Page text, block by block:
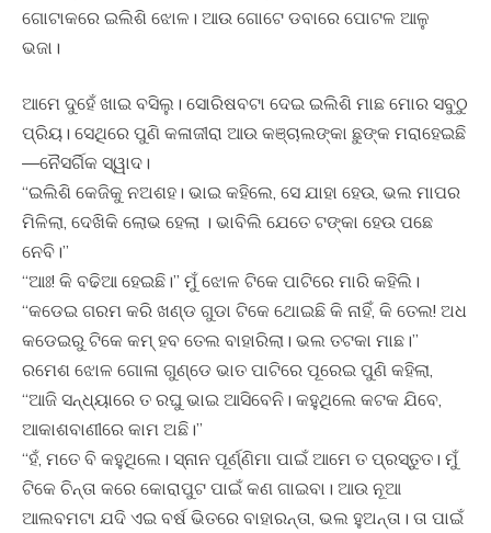
ଗୋଟାକରେ ଇଲିଶି ଝୋଳ। ଆଉ ଗୋଟେ ଡବାରେ ପୋଟଳ ଆଳୁ
ଭଜା।
ଆମେ ଦୁହେଁ ଖାଇ ବସିଲୁ। ସୋରିଷବଟା ଦେଇ ଇଲିଶି ମାଛ ମୋର ସବୁଠୁ
ପ୍ରିୟ। ସେଥିରେ ପୁଣି କଳାଜୀରା ଆଉ କଞ୍ଚାଲଙ୍କା ଛୁଙ୍କ ମରାହେଇଛି
—ନୈସର୍ଗିକ ସ୍ୱାଦ।
“ଇଲିଶି କେଜିକୁ ନଅଶହ। ଭାଇ କହିଲେ, ସେ ଯାହା ହେଉ, ଭଲ ମାପର
ମିଳିଲା, ଦେଖିକି ଲୋଭ ହେଲା । ଭାବିଲି ଯେତେ ଟଙ୍କା ହେଉ ପଛେ
ନେବି।”
“ଆଃ! କି ବଢିଆ ହେଇଛି।” ମୁଁ ଝୋଳ ଟିକେ ପାଟିରେ ମାରି କହିଲି।
“କଡେଇ ଗରମ କରି ଖଣ୍ଡ ଗୁଡା ଟିକେ ଥୋଇଛି କି ନାହିଁ, କି ତେଲ! ଅଧ
କଡେଇରୁ ଟିକେ କମ୍ ହବ ତେଲ ବାହାରିଲା। ଭଲ ତଟକା ମାଛ।”
ରମେଶ ଝୋଳ ଗୋଳା ଗୁଣ୍ଡେ ଭାତ ପାଟିରେ ପୂରେଇ ପୁଣି କହିଲା,
“ଆଜି ସନ୍ଧ୍ୟାରେ ତ ରଘୁ ଭାଇ ଆସିବେନି। କହୁଥିଲେ କଟକ ଯିବେ,
ଆକାଶବାଣୀରେ କାମ ଅଛି।”
“ହଁ, ମତେ ବି କହୁଥିଲେ। ସ୍ନାନ ପୂର୍ଣ୍ଣିମା ପାଇଁ ଆମେ ତ ପ୍ରସ୍ତୁତ। ମୁଁ
ଟିକେ ଚିନ୍ତା କରେ କୋରାପୁଟ ପାଇଁ କଣ ଗାଇବା। ଆଉ ନୂଆ
ଆଲବମଟା ଯଦି ଏଇ ବର୍ଷ ଭିତରେ ବାହାରନ୍ତା, ଭଲ ହୁଅନ୍ତା। ତା ପାଇଁ